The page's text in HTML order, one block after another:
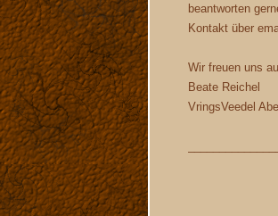
beantworten
Kontakt über
Wir freuen uns
Beate Reichel
VringsVeedel